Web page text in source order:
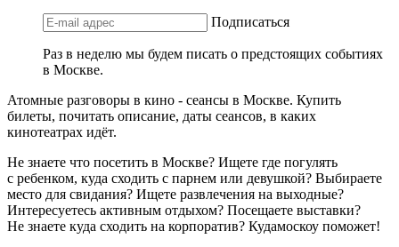
Подписаться
Раз в неделю мы будем писать о предстоящих событиях
в Москве.
Атомные разговоры в кино - сеансы в Москве. Купить
билеты, почитать описание, даты сеансов, в каких
кинотеатрах идёт.
Не знаете что посетить в Москве? Ищете где погулять
с ребенком, куда сходить с парнем или девушкой? Выбираете
место для свидания? Ищете развлечения на выходные?
Интересуетесь активным отдыхом? Посещаете выставки?
Не знаете куда сходить на корпоратив? Кудамоскоу поможет!